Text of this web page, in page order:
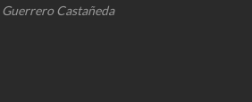
Castañeda